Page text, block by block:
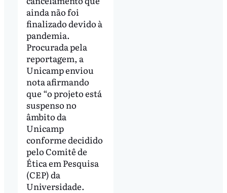
ainda não foi
finalizado devido à
pandemia.
Procurada pela
reportagem, a
Unicamp enviou
nota afirmando
que “o projeto está
suspenso no
âmbito da
Unicamp
conforme decidido
pelo Comitê de
Ética em Pesquisa
(CEP) da
Universidade.